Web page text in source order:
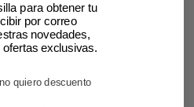
metálico (dorado) y blanco.
en tono dorado. Cierre de
para obtener tu
por correo
novedades,
exclusivas.
quiero descuento